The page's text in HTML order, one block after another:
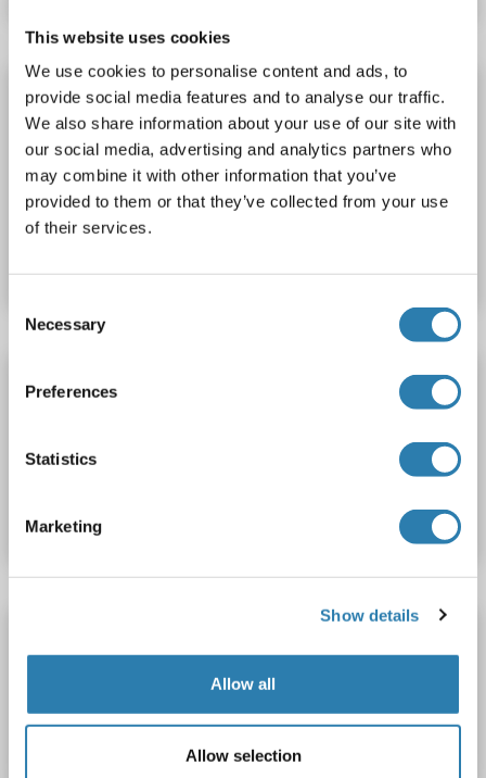
This website uses cookies
We use cookies to personalise content and ads, to
provide social media features and to analyse our traffic.
We also share information about your use of our site with
our social media, advertising and analytics partners who
may combine it with other information that you’ve
provided to them or that they’ve collected from your use
of their services.
Selection
Necessary
Preferences
Statistics
Marketing
Show details
Allow all
Allow selection
GAD65 Kit ELISA
GAD2 Reactivité: Souris Colorimetric
Sandwich ELISA
78-5000 pg/mL
Plasma, Serum, Tissue Homogenate
N° du produit ABIN5594585
GAD65 Kit ELISA
0.78-50 ng/mL
Fiche technique
N° du produit ABIN1134860